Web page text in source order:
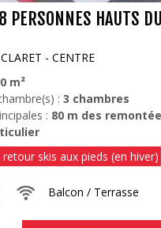
PERSONNES HAUTS
- CENTRE
m²
: 3 chambres
: 80 m des
skis aux pieds (en hiver)
Balcon / Terrasse